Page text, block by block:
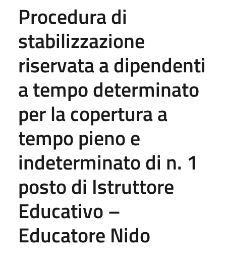
Procedura di
stabilizzazione
riservata a dipendenti
a tempo determinato
per la copertura a
tempo pieno e
indeterminato di n. 1
posto di Istruttore
Educativo –
Educatore Nido